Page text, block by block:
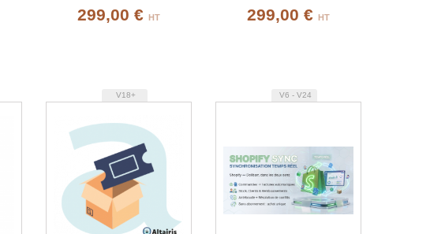
quincailleries
299,00 € HT 299,00 € HT
V18+ V6 - V24